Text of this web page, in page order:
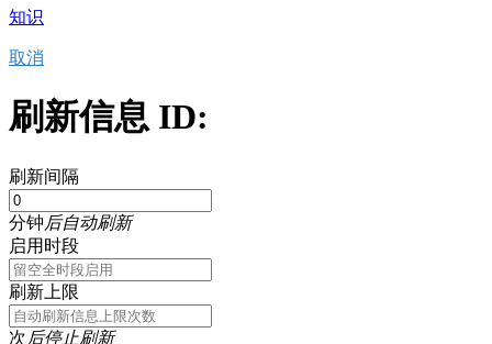
知识
取消
刷新信息 ID:
刷新间隔
分钟后自动刷新
启用时段
刷新上限
次后停止刷新